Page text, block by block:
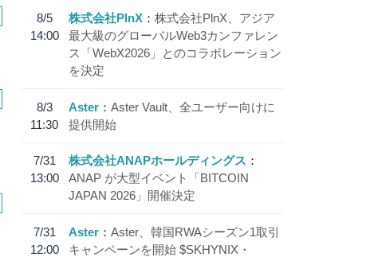
8/5
14:00
株式会社PlnX
株式会社PlnX、アジア
最大級のグローバルWeb3カンファレン
ス「WebX2026」とのコラボレーション
を決定
8/3
11:30
Aster
Aster Vault、全ユーザー向けに
提供開始
7/31
13:00
株式会社ANAPホールディングス
ANAP が大型イベント「BITCOIN
JAPAN 2026」開催決定
7/31
12:00
Aster
Aster、韓国RWAシーズン1取引
キャンペーンを開始 $SKHYNIX・